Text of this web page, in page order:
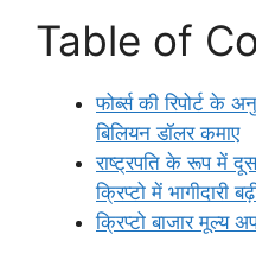
Table of
फोर्ब्स की रिपोर्ट के
बिलियन डॉलर कमाए
राष्ट्रपति के रूप में
क्रिप्टो में भागीदारी
क्रिप्टो बाजार मूल्य